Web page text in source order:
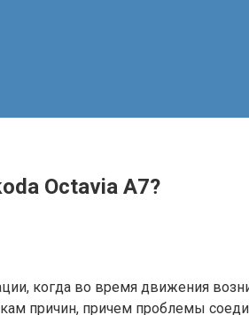
Octavia A7?
когда во время движения
причин, причем проблемы